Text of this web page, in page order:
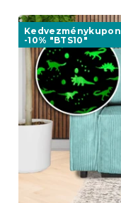
Kedvezménykupon
-10% "BTS10"